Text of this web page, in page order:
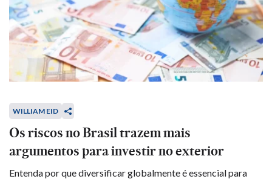
WILLIAM EID
Os riscos no Brasil trazem mais
argumentos para investir no exterior
Entenda por que diversificar globalmente é essencial para